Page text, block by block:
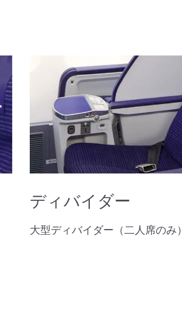
ディバイダー
大型ディバイダー（二人席のみ）